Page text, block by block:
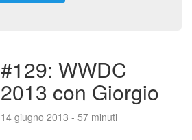
#129: WWDC
2013 con Giorgio
14 giugno 2013 - 57 minuti